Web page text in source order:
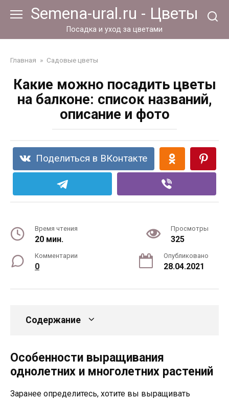
Semena-ural.ru - Цветы
Посадка и уход за цветами
Главная » Садовые цветы
Какие можно посадить цветы
на балконе: список названий,
описание и фото
Поделиться в ВКонтакте
Время чтения
20 мин.
Просмотры
325
Комментарии
0
Опубликовано
28.04.2021
Содержание
Особенности выращивания
однолетних и многолетних растений
Заранее определитесь, хотите вы выращивать